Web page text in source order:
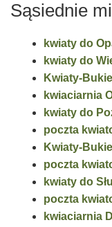
Sąsiednie
kwiaty do
kwiaty do
Kwiaty-
kwiaciarnia
kwiaty do
poczta
Kwiaty-
poczta
kwiaty do
poczta
kwiaciarnia